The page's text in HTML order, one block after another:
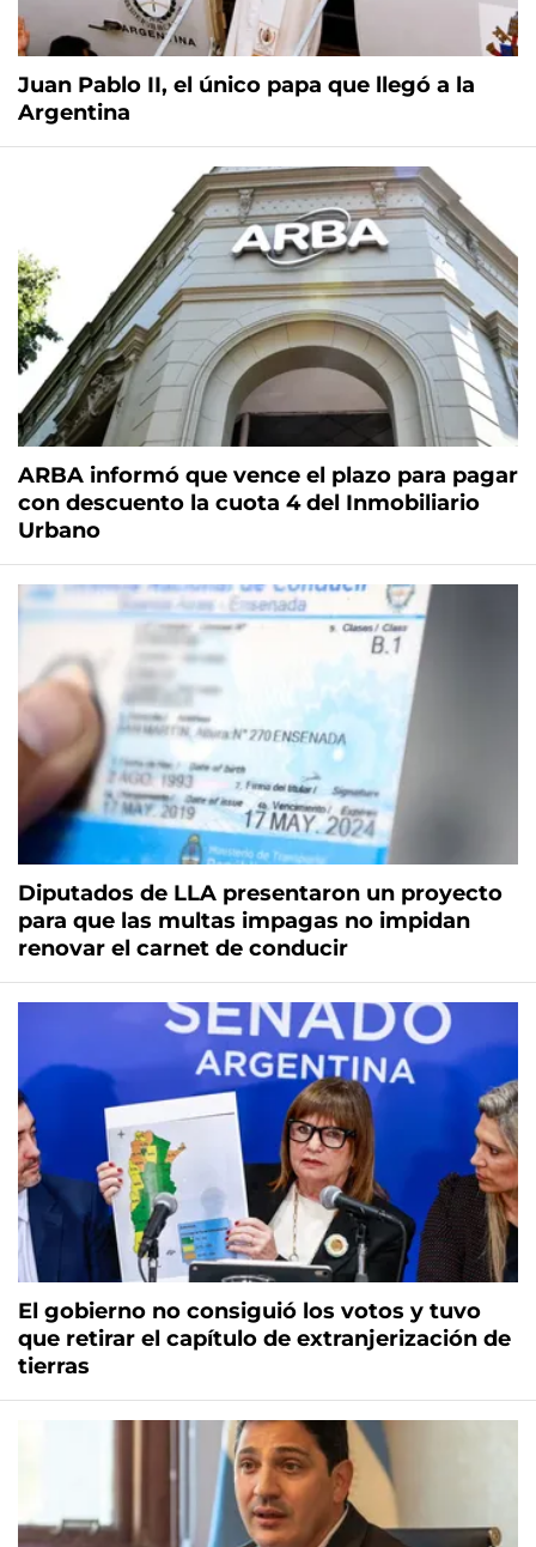
Juan Pablo II, el único papa que llegó a la
Argentina
ARBA informó que vence el plazo para pagar
con descuento la cuota 4 del Inmobiliario
Urbano
Diputados de LLA presentaron un proyecto
para que las multas impagas no impidan
renovar el carnet de conducir
El gobierno no consiguió los votos y tuvo
que retirar el capítulo de extranjerización de
tierras